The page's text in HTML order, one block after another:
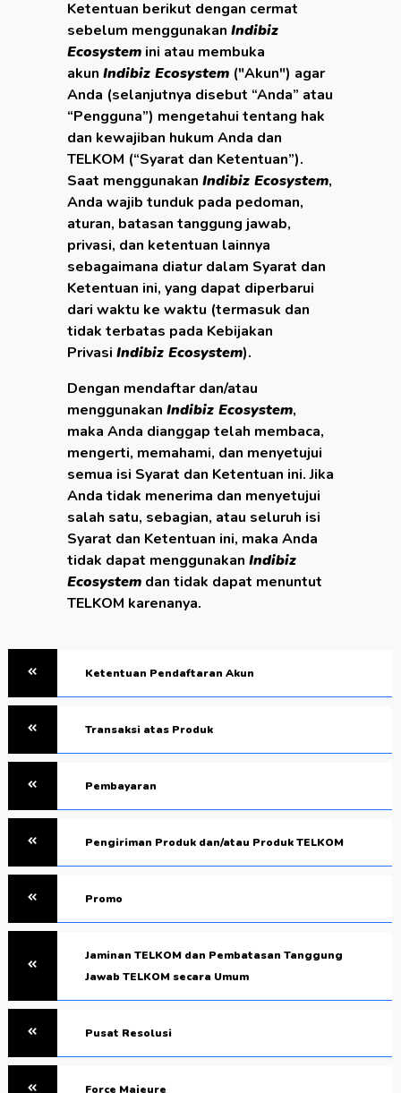
Ketentuan berikut dengan cermat
sebelum menggunakan Indibiz
Ecosystem ini atau membuka
akun Indibiz Ecosystem ("Akun") agar
Anda (selanjutnya disebut “Anda” atau
“Pengguna”) mengetahui tentang hak
dan kewajiban hukum Anda dan
TELKOM (“Syarat dan Ketentuan”).
Saat menggunakan Indibiz Ecosystem,
Anda wajib tunduk pada pedoman,
aturan, batasan tanggung jawab,
privasi, dan ketentuan lainnya
sebagaimana diatur dalam Syarat dan
Ketentuan ini, yang dapat diperbarui
dari waktu ke waktu (termasuk dan
tidak terbatas pada Kebijakan
Privasi Indibiz Ecosystem).
Dengan mendaftar dan/atau
menggunakan Indibiz Ecosystem,
maka Anda dianggap telah membaca,
mengerti, memahami, dan menyetujui
semua isi Syarat dan Ketentuan ini. Jika
Anda tidak menerima dan menyetujui
salah satu, sebagian, atau seluruh isi
Syarat dan Ketentuan ini, maka Anda
tidak dapat menggunakan Indibiz
Ecosystem dan tidak dapat menuntut
TELKOM karenanya.
Ketentuan Pendaftaran Akun
Transaksi atas Produk
Pembayaran
Pengiriman Produk dan/atau Produk TELKOM
Promo
Jaminan TELKOM dan Pembatasan Tanggung
Jawab TELKOM secara Umum
Pusat Resolusi
Force Majeure